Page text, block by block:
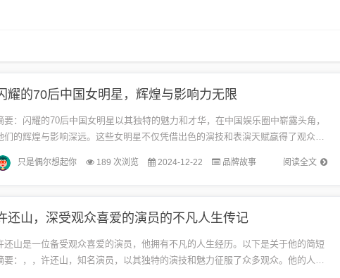
耀的70后中国女明星，辉煌与影响力无限
要：闪耀的70后中国女明星以其独特的魅力和才华，在中国娱乐圈中崭露头角，
们的辉煌与影响深远。这些女明星不仅凭借出色的演技和表演天赋赢得了观众的
喜爱，还成为了许多人的榜样和偶像。她们的影响力不仅仅局限于娱乐圈，更扩...
阅读全文
只是偶尔想起你 189 次浏览 2024-12-22 品牌故事
还山，深受观众喜爱的演员的不凡人生传记
还山是一位备受观众喜爱的演员，他拥有不凡的人生经历。以下是关于他的简短
要：，，许还山，知名演员，以其独特的演技和魅力征服了众多观众。他的人生